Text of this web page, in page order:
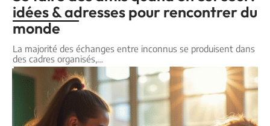
idées & adresses pour rencontrer du
monde
La majorité des échanges entre inconnus se produisent dans
des cadres organisés,